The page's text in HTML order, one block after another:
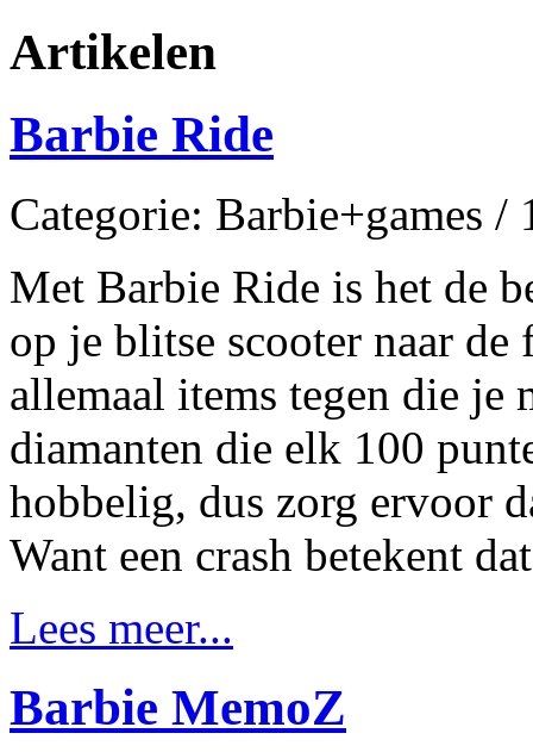
Artikelen
Barbie Ride
Categorie: Barbie+games
Met Barbie Ride is het de
op je blitse scooter naar
allemaal items tegen die
diamanten die elk 100
hobbelig, dus zorg ervoor
Want een crash betekent
Lees meer...
Barbie MemoZ